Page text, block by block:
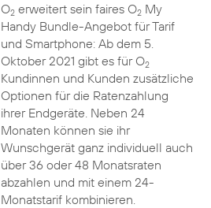
O2erweitert sein faires O2My
Handy Bundle-Angebot für Tarif
und Smartphone: Ab dem 5.
Oktober 2021 gibt es für O2
Kundinnen und Kunden zusätzliche
Optionen für die Ratenzahlung
ihrer Endgeräte. Neben 24
Monaten können sie ihr
Wunschgerät ganz individuell auch
über 36 oder 48 Monatsraten
abzahlen und mit einem 24-
Monatstarif kombinieren.